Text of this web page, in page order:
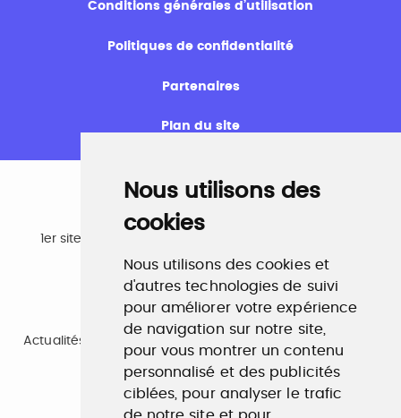
Nous utilisons des
cookies
Nous utilisons des cookies et
d'autres technologies de suivi
pour améliorer votre expérience
de navigation sur notre site,
pour vous montrer un contenu
personnalisé et des publicités
ciblées, pour analyser le trafic
Conditions générales d’utilisation
Politiques de confidentialité
Partenaires
Plan du site
Emploi
1er site emploi du secteur culturel 784.000 visites et
www.profilculture.com
Formation
Actualités, guide et annuaire des formations aux métiers
de la culture.
www.profilculture-formation.com